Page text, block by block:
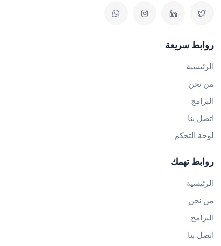
روابط سريعة
الرئيسية
من نحن
البرامج
اتصل بنا
لوحة التحكم
روابط تهمك
الرئيسية
من نحن
البرامج
اتصل بنا